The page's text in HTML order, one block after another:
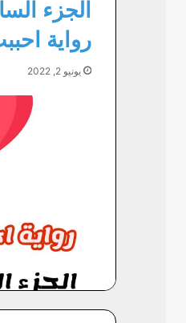
الجزء
رواية
يونيو 2, 2022